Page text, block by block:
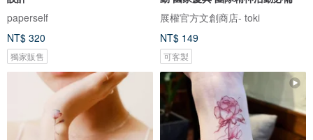
paperself
NT$ 320
獨家販售
展權官方文創商店- toki
NT$ 149
可客製